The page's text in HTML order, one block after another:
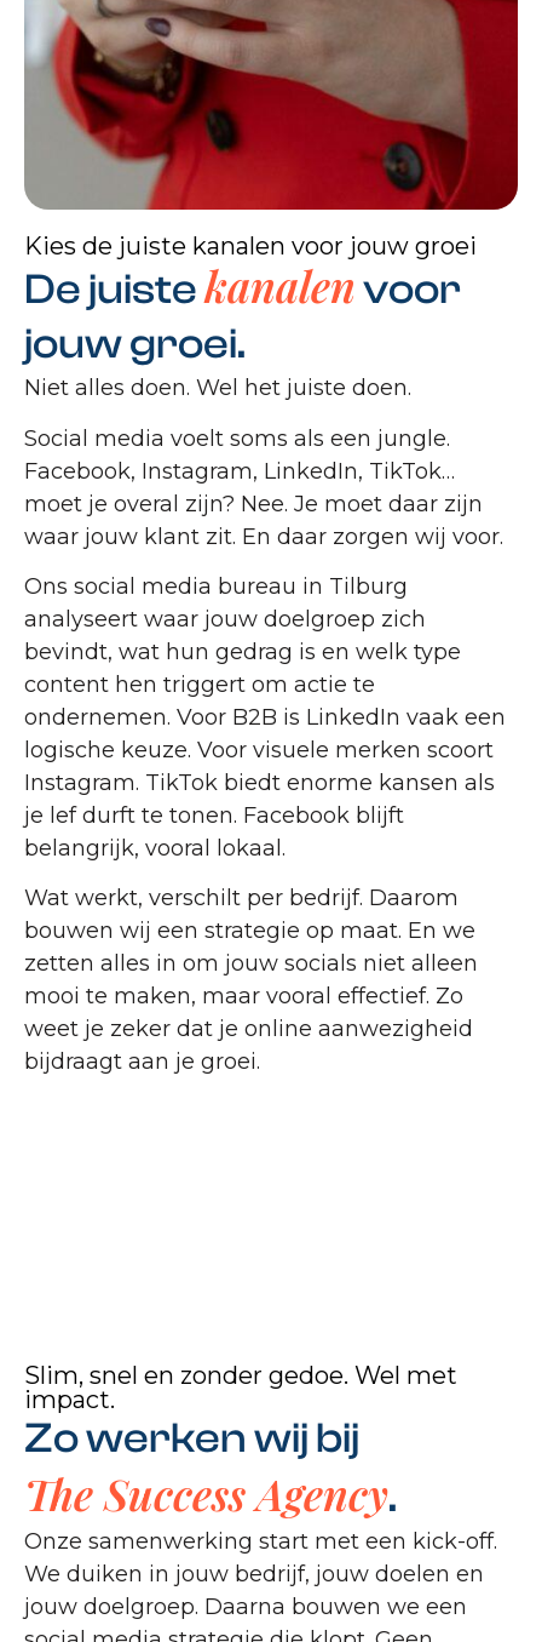
Kies de juiste kanalen voor jouw groei
De juistekanalen voor
jouw groei.
Niet alles doen. Wel het juiste doen.
Social media voelt soms als een jungle.
Facebook, Instagram, LinkedIn, TikTok…
moet je overal zijn? Nee. Je moet daar zijn
waar jouw klant zit. En daar zorgen wij voor.
Ons social media bureau in Tilburg
analyseert waar jouw doelgroep zich
bevindt, wat hun gedrag is en welk type
content hen triggert om actie te
ondernemen. Voor B2B is LinkedIn vaak een
logische keuze. Voor visuele merken scoort
Instagram. TikTok biedt enorme kansen als
je lef durft te tonen. Facebook blijft
belangrijk, vooral lokaal.
Wat werkt, verschilt per bedrijf. Daarom
bouwen wij een strategie op maat. En we
zetten alles in om jouw socials niet alleen
mooi te maken, maar vooral effectief. Zo
weet je zeker dat je online aanwezigheid
bijdraagt aan je groei.
Slim, snel en zonder gedoe. Wel met
impact.
Zo werken wij bij
The Success Agency.
Onze samenwerking start met een kick-off.
We duiken in jouw bedrijf, jouw doelen en
jouw doelgroep. Daarna bouwen we een